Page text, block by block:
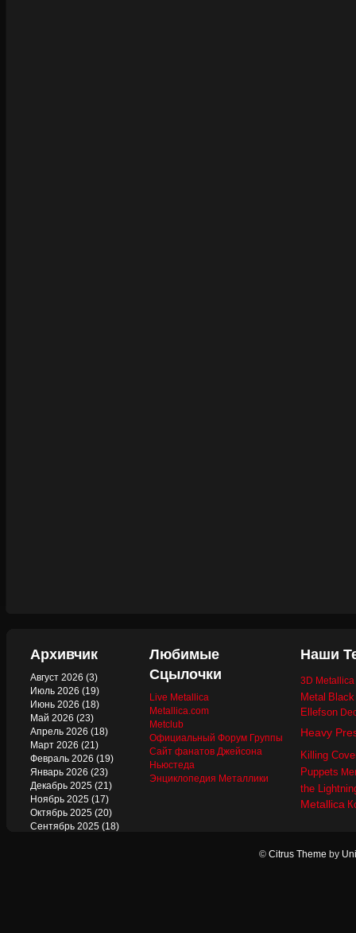
Архивчик
Август 2026 (3)
Июль 2026 (19)
Июнь 2026 (18)
Май 2026 (23)
Апрель 2026 (18)
Март 2026 (21)
Февраль 2026 (19)
Январь 2026 (23)
Декабрь 2025 (21)
Ноябрь 2025 (17)
Октябрь 2025 (20)
Сентябрь 2025 (18)
Любимые
Сцылочки
Live Metallica
Metallica.com
Metclub
Официальный Форум Группы
Сайт фанатов Джейсона
Ньюстеда
Энциклопедия Металлики
Наши
3D
Metal
Ellefson
Heavy
Killing
Puppets
the
Metallica
© Citrus Theme by